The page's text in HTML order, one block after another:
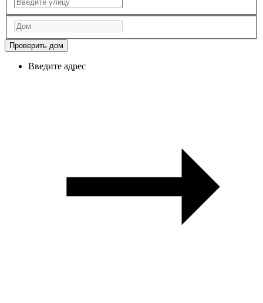
Проверить дом
Введите адрес